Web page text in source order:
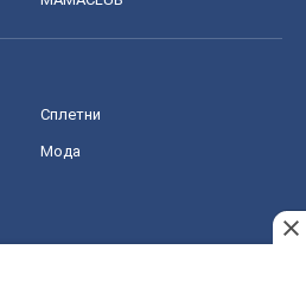
Сплетни
Мода